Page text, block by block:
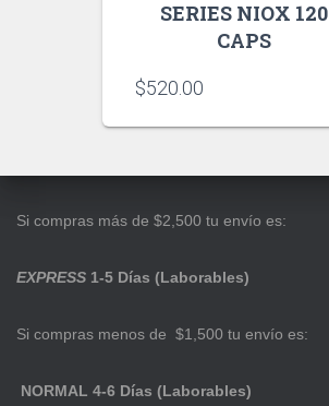
SERIES NIOX 120
CAPS
$520.00
Si compras más de $2,500 tu envío es:
EXPRESS 1-5 Días (Laborables)
Si compras menos de $1,500 tu envío es:
NORMAL 4-6 Días (Laborables)